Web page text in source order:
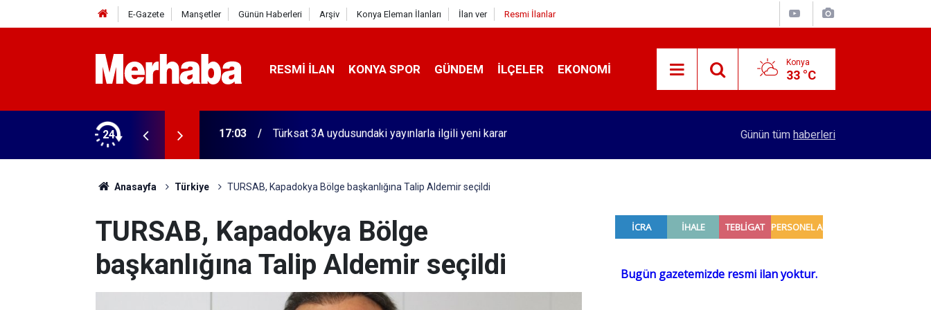
E-Gazete Manşetler Günün Haberleri Arşiv Konya Eleman İlanları İlan ver Resmi İlanlar
RESMI İLAN KONYA SPOR GÜNDEM İLÇELER EKONOMI Konya
33 °C
24 16:57 Türkiye'de benzin fiyatlarında tarihi olay! Bu 51 şehirde yeni dönem başladı Konya'dan 4 şehre hızlı tren hattı yapılacak!
Günün tüm haberleri
Anasayfa Türkiye TURSAB, Kapadokya Bölge başkanlığına Talip Aldemir seçildi
TURSAB, Kapadokya Bölge
başkanlığına Talip Aldemir seçildi